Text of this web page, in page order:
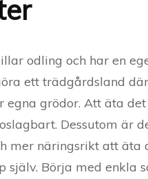
odling och har en
ett trädgårdsland
egna grödor. Att äta
Dessutom är
mer näringsrikt att äta
själv. Börja med enkla